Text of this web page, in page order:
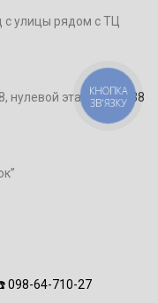
с улицы рядом с ТЦ
нулевой этаж, тел.+38
098-64-710-27
КНОПКА
ЗВ'ЯЗКУ